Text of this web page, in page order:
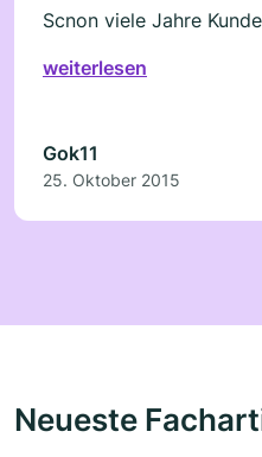
Scnon viele Jahre
weiterlesen
Gok11
25. Oktober 2015
Neueste